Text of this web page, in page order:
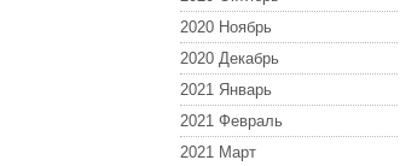
2020 Ноябрь
2020 Декабрь
2021 Январь
2021 Февраль
2021 Март